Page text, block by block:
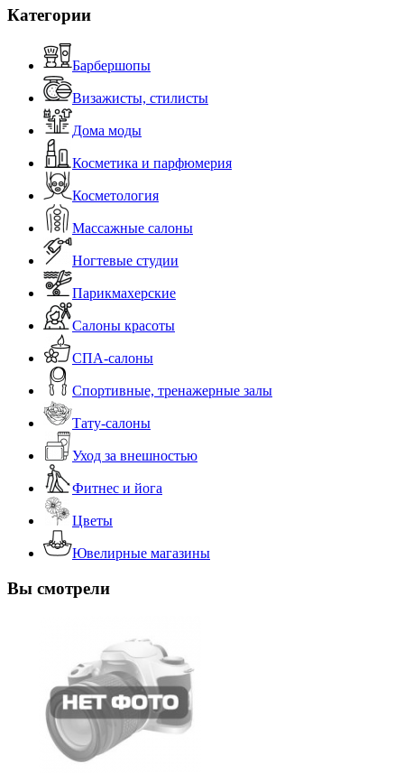
Категории
Барбершопы
Визажисты, стилисты
Дома моды
Косметика и парфюмерия
Косметология
Массажные салоны
Ногтевые студии
Парикмахерские
Салоны красоты
СПА-салоны
Спортивные, тренажерные залы
Тату-салоны
Уход за внешностью
Фитнес и йога
Цветы
Ювелирные магазины
Вы смотрели